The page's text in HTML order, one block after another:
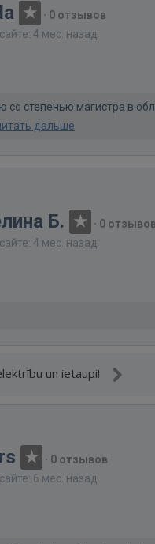
· 0 отзывов
4 мес. назад
со степенью магистра в
дальше
Б. · 0 отзывов
4 мес. назад
un ietaupi!
· 0 отзывов
6 мес. назад